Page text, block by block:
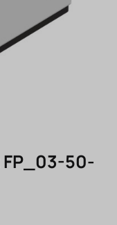
50-